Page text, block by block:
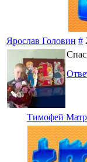
Ярослав Головин #
Тимофей